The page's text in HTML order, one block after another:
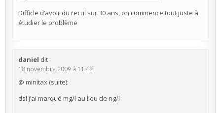
Difficle d’avoir du recul sur 30 ans, on commence tout juste à
étudier le problème
daniel dit :
18 novembre 2009 à 11:43
@ minitax (suite):
dsl j’ai marqué mg/l au lieu de ng/l